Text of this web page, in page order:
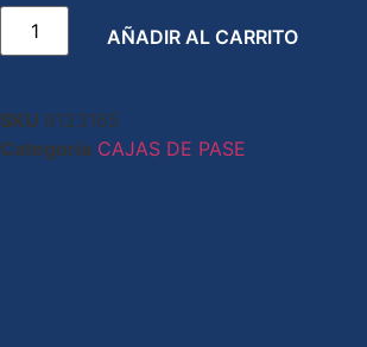
AÑADIR AL CARRITO
SKU 8123165
Categoría CAJAS DE PASE